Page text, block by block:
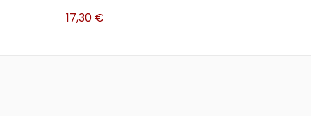
17,30 €